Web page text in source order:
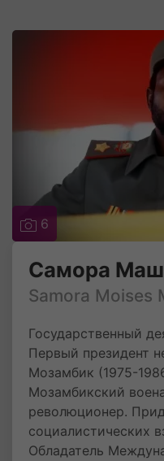
6
Самора
Samora Moises
Государственный
Первый президент
Мозамбик (1975-
Мозамбикский
революционер.
социалистических
Обладатель